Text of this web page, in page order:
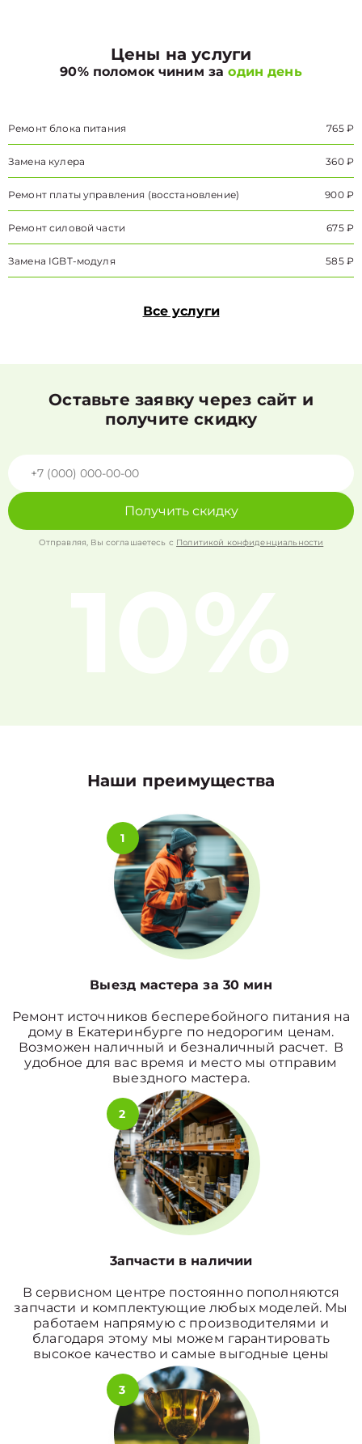
Цены на услуги
90% поломок чиним заодин день
Ремонт блока питания 765 ₽
Замена кулера 360 ₽
Ремонт платы управления (восстановление) 900 ₽
Ремонт силовой части 675 ₽
Замена IGBT-модуля 585 ₽
Все услуги
Оставьте заявку через сайт и
получите скидку
Получить скидку
Отправляя, Вы соглашаетесь с Политикой конфиденциальности
10%
Наши преимущества
1
Выезд мастера за 30 мин
Ремонт источников бесперебойного питания на
дому в Екатеринбурге по недорогим ценам.
Возможен наличный и безналичный расчет. В
удобное для вас время и место мы отправим
выездного мастера.
2
3апчасти в наличии
В сервисном центре постоянно пополняются
запчасти и комплектующие любых моделей. Мы
работаем напрямую с производителями и
благодаря этому мы можем гарантировать
высокое качество и самые выгодные цены
3